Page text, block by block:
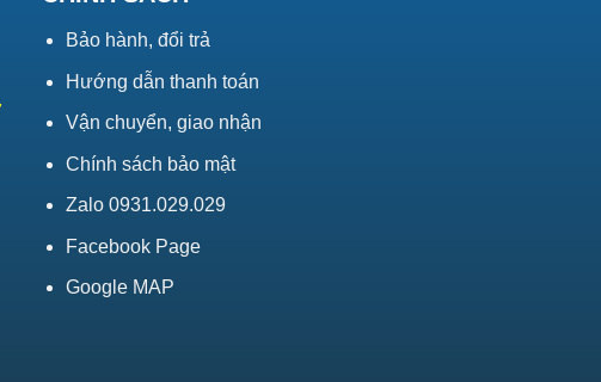
Bảo hành, đổi trả
Hướng dẫn thanh toán
Vận chuyển, giao nhận
Chính sách bảo mật
Zalo 0931.029.029
Facebook Page
Google MAP